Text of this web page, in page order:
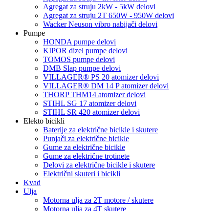
Agregat za struju 2kW - 5kW delovi
Agregat za struju 2T 650W - 950W delovi
Wacker Neuson vibro nabijači delovi
Pumpe
HONDA pumpe delovi
KIPOR dizel pumpe delovi
TOMOS pumpe delovi
DMB Slap pumpe delovi
VILLAGER® PS 20 atomizer delovi
VILLAGER® DM 14 P atomizer delovi
THORP THM14 atomizer delovi
STIHL SG 17 atomizer delovi
STIHL SR 420 atomizer delovi
Elekto bicikli
Baterije za električne bicikle i skutere
Punjači za električne bicikle
Gume za električne bicikle
Gume za električne trotinete
Delovi za električne bicikle i skutere
Električni skuteri i bicikli
Kvad
Ulja
Motorna ulja za 2T motore / skutere
Motorna ulja za 4T skutere